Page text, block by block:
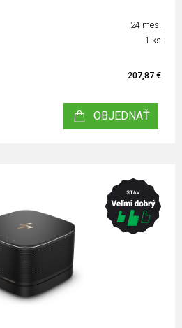
24 mes.
1 ks
207,87 €
OBJEDNAŤ